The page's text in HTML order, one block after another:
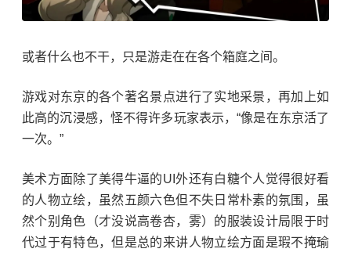
或者什么也不干，只是游走在在各个箱庭之间。
游戏对东京的各个著名景点进行了实地采景，再加上如
此高的沉浸感，怪不得许多玩家表示，“像是在东京活了
一次。”
美术方面除了美得牛逼的UI外还有白糖个人觉得很好看
的人物立绘，虽然五颜六色但不失日常朴素的氛围，虽
然个别角色（才没说高卷杏，雾）的服装设计局限于时
代过于有特色，但是总的来讲人物立绘方面是瑕不掩瑜